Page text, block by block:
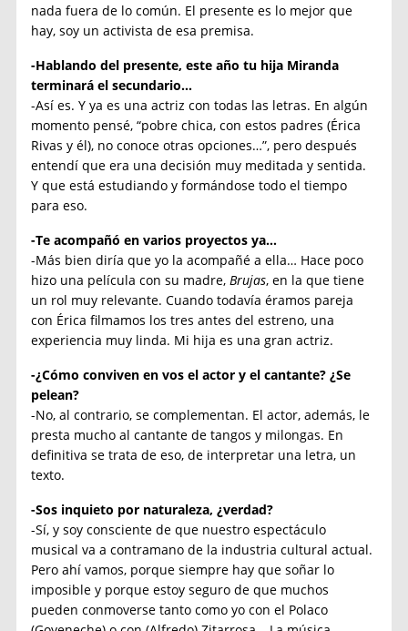
nada fuera de lo común. El presente es lo mejor que
hay, soy un activista de esa premisa.
-Hablando del presente, este año tu hija Miranda
terminará el secundario…
-Así es. Y ya es una actriz con todas las letras. En algún
momento pensé, “pobre chica, con estos padres (Érica
Rivas y él), no conoce otras opciones…”, pero después
entendí que era una decisión muy meditada y sentida.
Y que está estudiando y formándose todo el tiempo
para eso.
-Te acompañó en varios proyectos ya…
-Más bien diría que yo la acompañé a ella… Hace poco
hizo una película con su madre,Brujas, en la que tiene
un rol muy relevante. Cuando todavía éramos pareja
con Érica filmamos los tres antes del estreno, una
experiencia muy linda. Mi hija es una gran actriz.
-¿Cómo conviven en vos el actor y el cantante? ¿Se
pelean?
-No, al contrario, se complementan. El actor, además, le
presta mucho al cantante de tangos y milongas. En
definitiva se trata de eso, de interpretar una letra, un
texto.
-Sos inquieto por naturaleza, ¿verdad?
-Sí, y soy consciente de que nuestro espectáculo
musical va a contramano de la industria cultural actual.
Pero ahí vamos, porque siempre hay que soñar lo
imposible y porque estoy seguro de que muchos
pueden conmoverse tanto como yo con el Polaco